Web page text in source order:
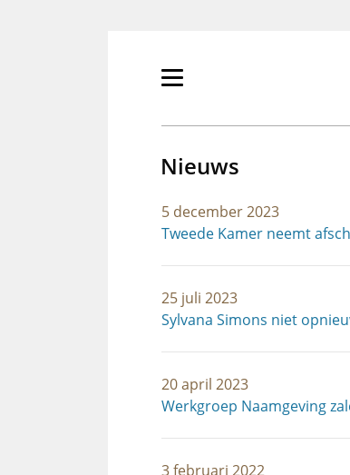
Primair
tonen/verbergen
Nieuws
5 december 2023
Tweede Kamer neemt
25 juli 2023
Sylvana Simons niet
20 april 2023
Werkgroep Naamgeving
3 februari 2022